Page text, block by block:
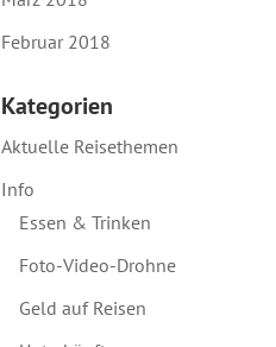
Februar 2018
Kategorien
Aktuelle Reisethemen
Info
Essen & Trinken
Foto-Video-Drohne
Geld auf Reisen